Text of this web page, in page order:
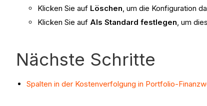
Klicken Sie auf Löschen, um die Konfiguration
Klicken Sie auf Als Standard festlegen , um
Nächste Schritte
Spalten in der Kostenverfolgung in Portfolio-